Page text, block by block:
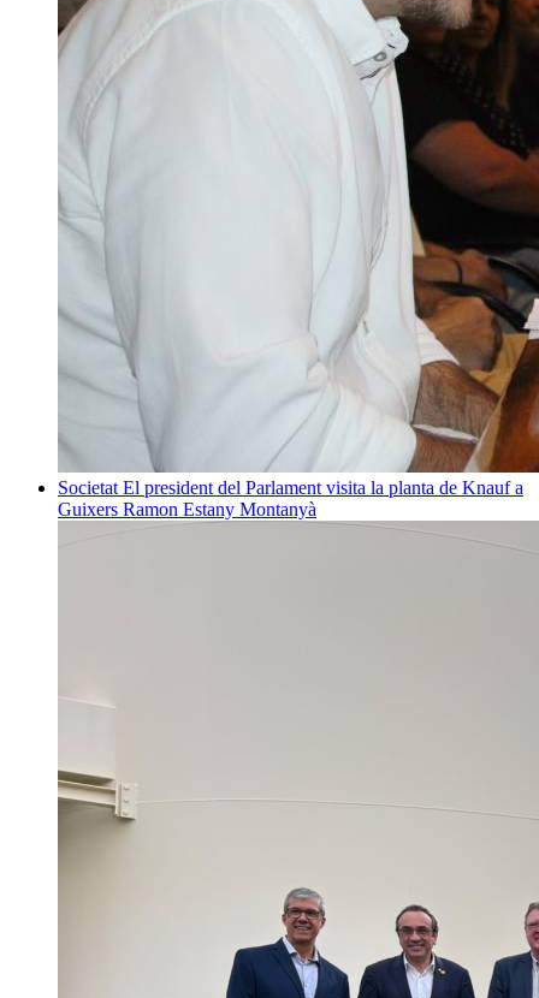
Societat El president del Parlament visita la planta de Knauf a
Guixers Ramon Estany Montanyà